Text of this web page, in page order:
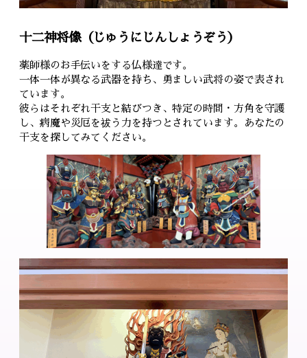
十二神将像（じゅうにじんしょうぞう）
薬師様のお手伝いをする仏様達です。
一体一体が異なる武器を持ち、勇ましい武将の姿で表され
ています。
彼らはそれぞれ干支と結びつき、特定の時間・方角を守護
し、病魔や災厄を祓う力を持つとされています。あなたの
干支を探してみてください。